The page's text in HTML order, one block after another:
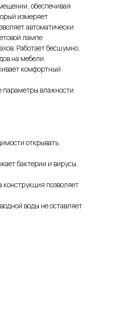
обеспечивая
измеряет
автоматически
лампе
Работает бесшумно,
на мебели.
комфортный
параметры влажности
открывать
бактерии и вирусы,
позволяет
воды не оставляет